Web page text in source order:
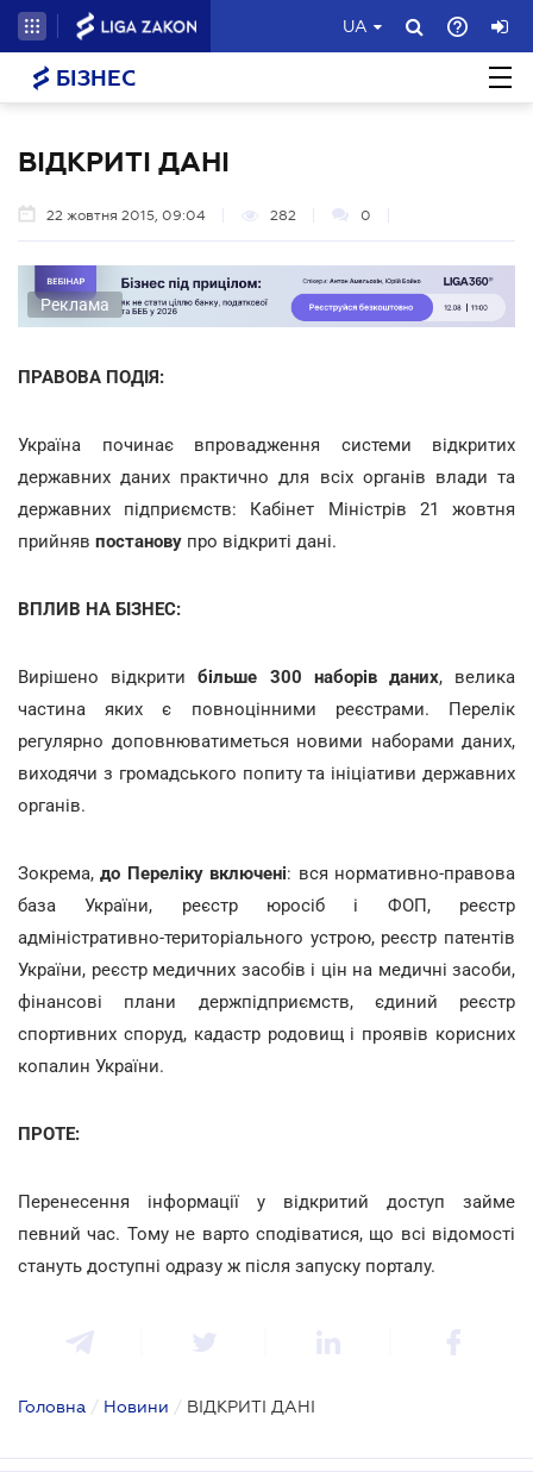
UA
БІЗНЕС
ВІДКРИТІ ДАНІ
22 жовтня 2015, 09:04 282 0
Реклама
ПРАВОВА ПОДІЯ:
Україна починає впровадження системи відкритих
державних даних практично для всіх органів влади та
державних підприємств: Кабінет Міністрів 21 жовтня
прийняв постанову про відкриті дані.
ВПЛИВ НА БІЗНЕС:
Вирішено відкритибільше 300 наборів даних, велика
частина яких є повноцінними реєстрами. Перелік
регулярно доповнюватиметься новими наборами даних,
виходячи з громадського попиту та ініціативи державних
органів.
Зокрема,до Переліку включені: вся нормативно-правова
база України, реєстр юросіб і ФОП, реєстр
адміністративно-територіального устрою, реєстр патентів
України, реєстр медичних засобів і цін на медичні засоби,
фінансові плани держпідприємств, єдиний реєстр
спортивних споруд, кадастр родовищ і проявів корисних
копалин України.
ПРОТЕ:
Перенесення інформації у відкритий доступ займе
певний час. Тому не варто сподіватися, що всі відомості
стануть доступні одразу ж після запуску порталу.
Головна / Новини / ВІДКРИТІ ДАНІ